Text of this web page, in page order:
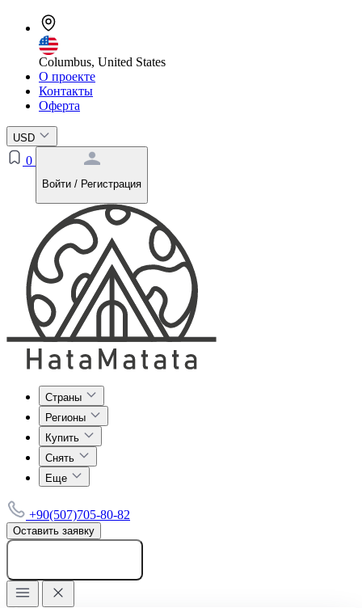
Columbus, United States
О проекте
Контакты
Оферта
USD
0
Войти / Регистрация
Страны
Регионы
Купить
Снять
Еще
+90(507)705-80-82
Оставить заявку